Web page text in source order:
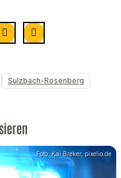
Sulzbach-Rosenberg
Foto: Kai Breker, pixelio.de